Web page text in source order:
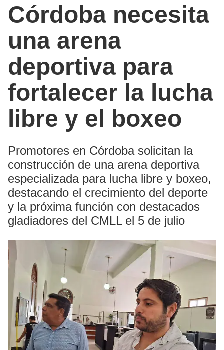
Córdoba necesita
una arena
deportiva para
fortalecer la lucha
libre y el boxeo
Promotores en Córdoba solicitan la
construcción de una arena deportiva
especializada para lucha libre y boxeo,
destacando el crecimiento del deporte
y la próxima función con destacados
gladiadores del CMLL el 5 de julio